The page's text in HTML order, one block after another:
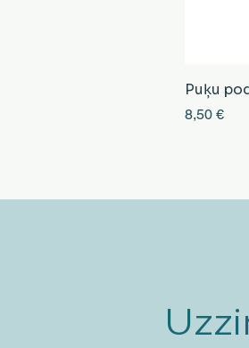
Puķu
Cena
8,50 €